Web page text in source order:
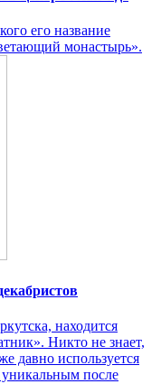
его название
монастырь».
находится
Никто не знает,
давно используется
после